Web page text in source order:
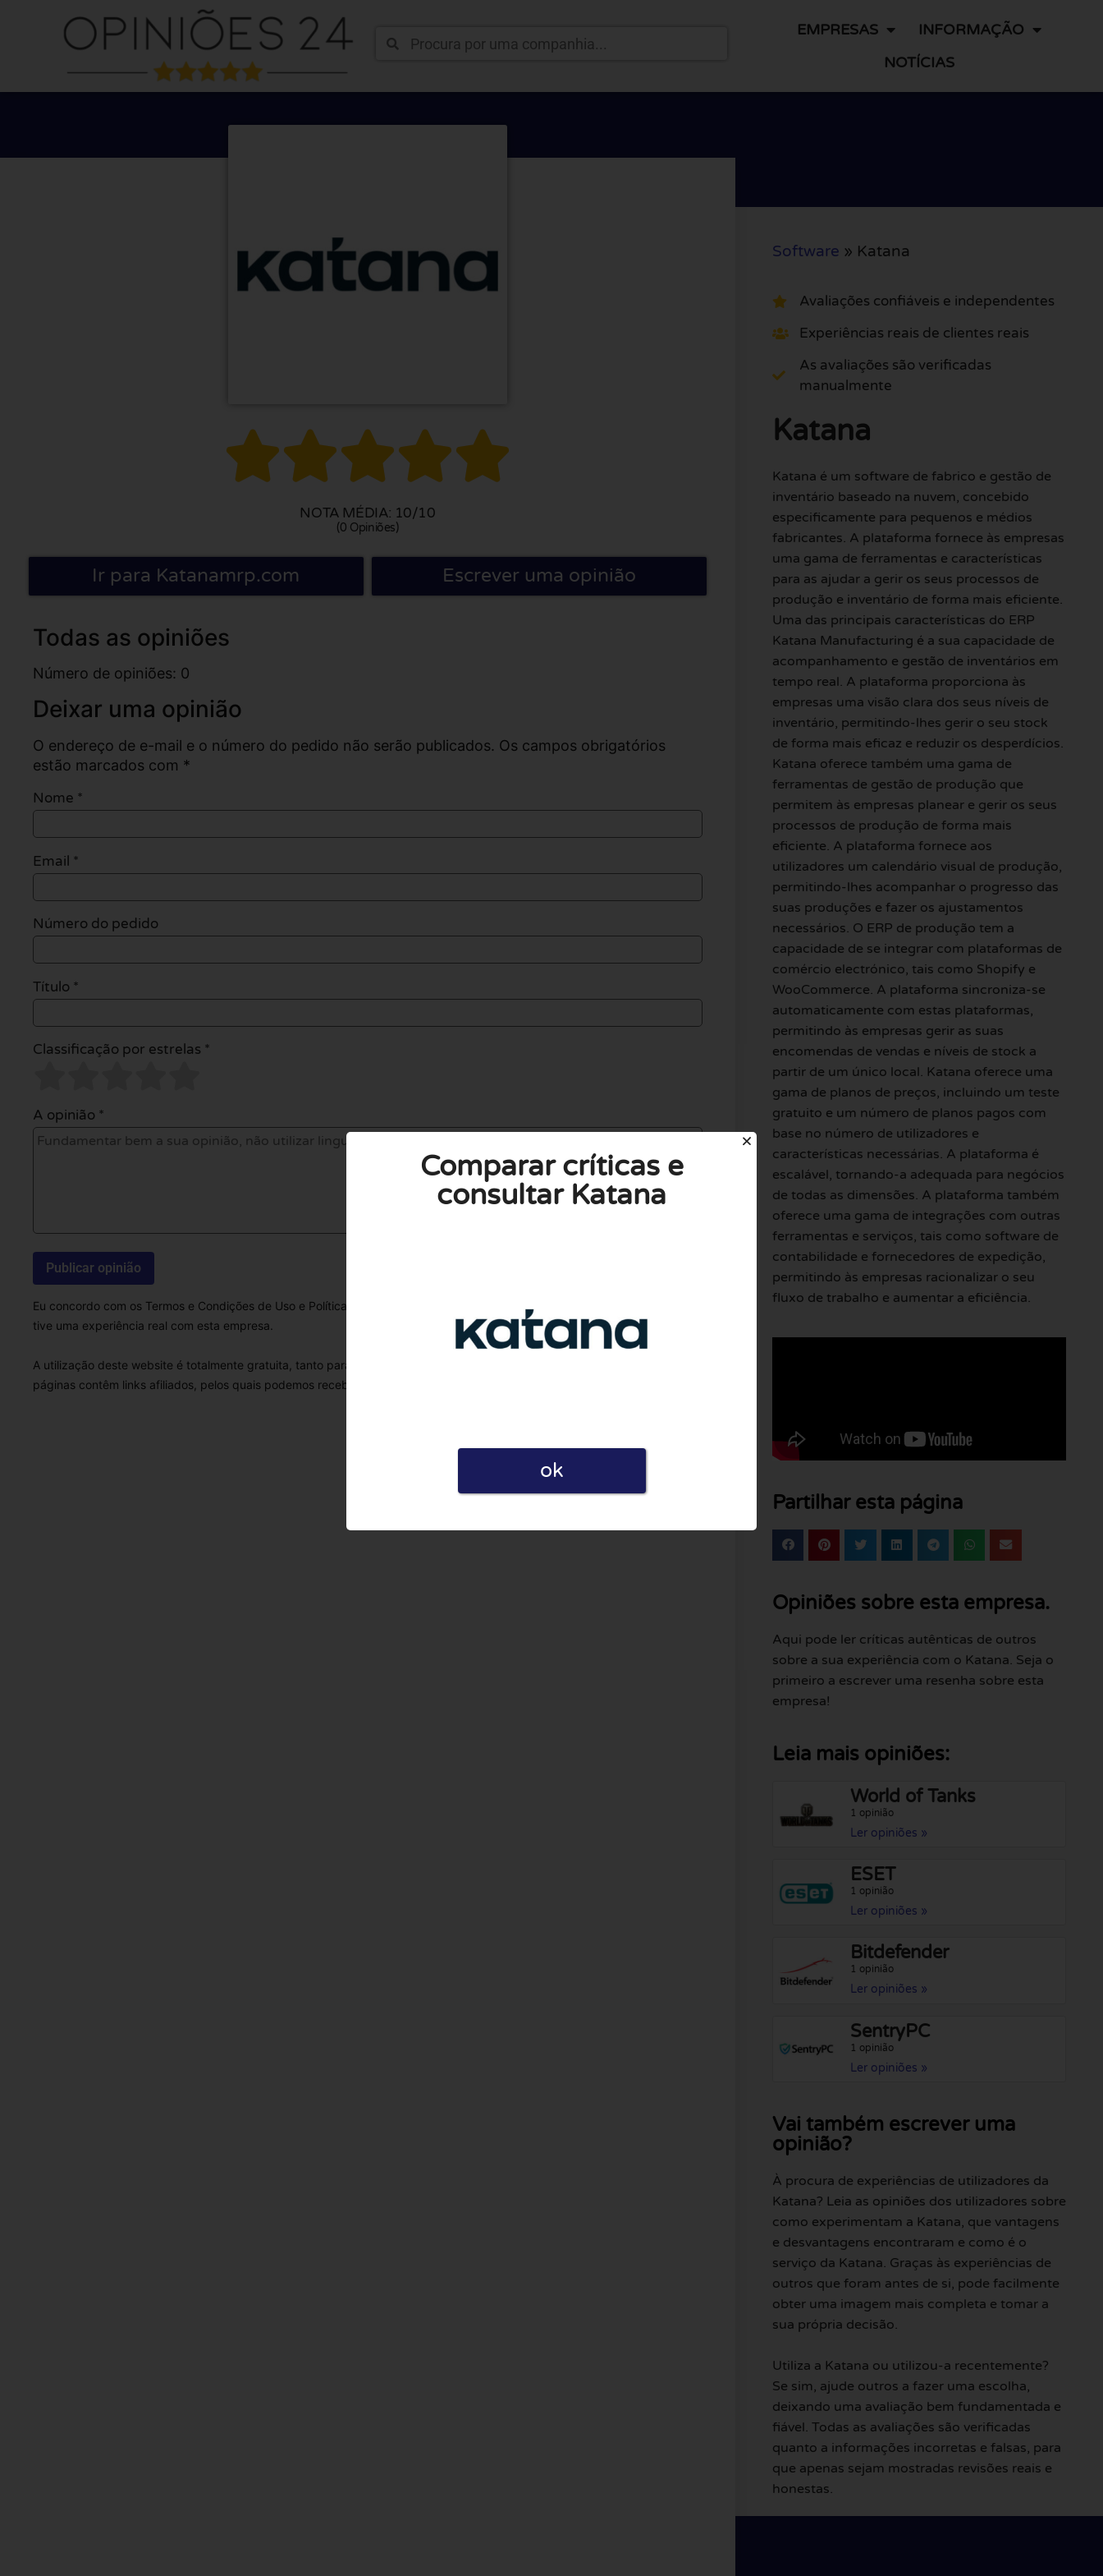
EMPRESAS
INFORMAÇÃO
NOTÍCIAS

NOTA MÉDIA: 10/10
(0 Opiniões)
Ir para Katanamrp.com Escrever uma opinião
Todas as opiniões
Número de opiniões: 0
Deixar uma opinião
O endereço de e-mail e o número do pedido não serão publicados. Os campos obrigatórios
estão marcados com *
Nome *
Email *
Número do pedido
Título *
Classificação por estrelas *
A opinião *
Eu concordo com os Termos e Condições de Uso e Política de Privacidade ao postar esta avaliação. Declaro também que
tive uma experiência real com esta empresa.
A utilização deste website é totalmente gratuita, tanto para empresas como para utilizadores. Por esse motivo, algumas
páginas contêm links afiliados, pelos quais podemos receber uma comissão.
Software » Katana
Avaliações confiáveis e independentes
Experiências reais de clientes reais
As avaliações são verificadas
manualmente
Katana
Katana é um software de fabrico e gestão de
inventário baseado na nuvem, concebido
especificamente para pequenos e médios
fabricantes. A plataforma fornece às empresas
uma gama de ferramentas e características
para as ajudar a gerir os seus processos de
produção e inventário de forma mais eficiente.
Uma das principais características do ERP
Katana Manufacturing é a sua capacidade de
acompanhamento e gestão de inventários em
tempo real. A plataforma proporciona às
empresas uma visão clara dos seus níveis de
inventário, permitindo-lhes gerir o seu stock
de forma mais eficaz e reduzir os desperdícios.
Katana oferece também uma gama de
ferramentas de gestão de produção que
permitem às empresas planear e gerir os seus
processos de produção de forma mais
eficiente. A plataforma fornece aos
utilizadores um calendário visual de produção,
permitindo-lhes acompanhar o progresso das
suas produções e fazer os ajustamentos
necessários. O ERP de produção tem a
capacidade de se integrar com plataformas de
comércio electrónico, tais como Shopify e
WooCommerce. A plataforma sincroniza-se
automaticamente com estas plataformas,
permitindo às empresas gerir as suas
encomendas de vendas e níveis de stock a
partir de um único local. Katana oferece uma
gama de planos de preços, incluindo um teste
gratuito e um número de planos pagos com
base no número de utilizadores e
características necessárias. A plataforma é
escalável, tornando-a adequada para negócios
de todas as dimensões. A plataforma também
oferece uma gama de integrações com outras
ferramentas e serviços, tais como software de
contabilidade e fornecedores de expedição,
permitindo às empresas racionalizar o seu
fluxo de trabalho e aumentar a eficiência.
Partilhar esta página
Opiniões sobre esta empresa.
Aqui pode ler críticas autênticas de outros
sobre a sua experiência com o Katana. Seja o
primeiro a escrever uma resenha sobre esta
empresa!
Leia mais opiniões:
World of Tanks
1 opinião
Ler opiniões »
ESET
1 opinião
Ler opiniões »
Bitdefender
1 opinião
Ler opiniões »
SentryPC
1 opinião
Ler opiniões »
Vai também escrever uma
opinião?
À procura de experiências de utilizadores da
Katana? Leia as opiniões dos utilizadores sobre
como experimentam a Katana, que vantagens
e desvantagens encontraram e como é o
serviço da Katana. Graças às experiências de
outros que foram antes de si, pode facilmente
obter uma imagem mais completa e tomar a
sua própria decisão.
Utiliza a Katana ou utilizou-a recentemente?
Se sim, ajude outros a fazer uma escolha,
deixando uma avaliação bem fundamentada e
fiável. Todas as avaliações são verificadas
quanto a informações incorretas e falsas, para
que apenas sejam mostradas revisões reais e
honestas.
Comparar críticas e
consultar Katana
ok